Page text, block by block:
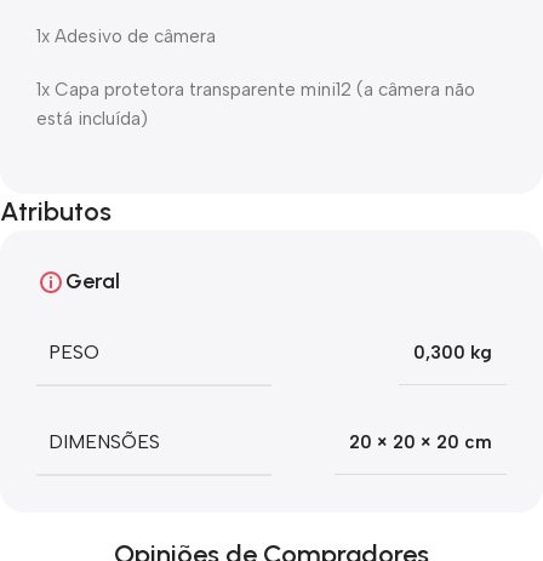
1x Adesivo de câmera
1x Capa protetora transparente mini12 (a câmera não
está incluída)
Atributos
Geral
PESO 0,300 kg
DIMENSÕES 20 × 20 × 20 cm
Opiniões de Compradores